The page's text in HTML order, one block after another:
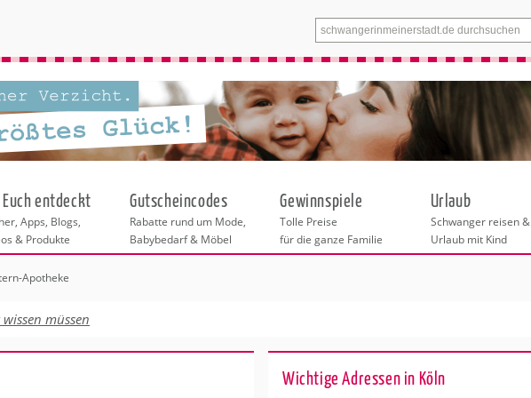
Menü
in Leipzig
Euch entdeckt
Apps, Blogs,
& Produkte
Gutscheincodes
Rabatte rund um Mode,
Babybedarf & Möbel
Gewinnspiele
Tolle Preise
für die ganze Familie
Urlaub
Schwanger reisen &
Urlaub mit Kind
Apotheke
müssen
Wichtige Adressen in Köln